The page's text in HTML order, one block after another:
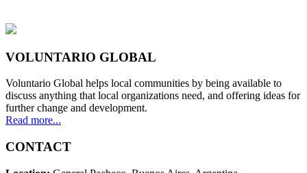
VOLUNTARIO GLOBAL
Voluntario Global helps local communities by being available to
discuss anything that local organizations need, and offering ideas for
further change and development.
Read more...
CONTACT